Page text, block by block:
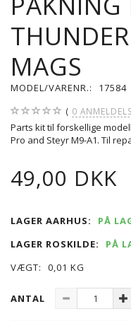
MAGS
MODEL/VARENR.: 17584
0
Parts kit til forskellige
Pro and Steyr M9-A1. Til
49,00 DKK
LAGER AARHUS:
PÅ
LAGER ROSKILDE:
PÅ
VÆGT:
0,01 KG
ANTAL